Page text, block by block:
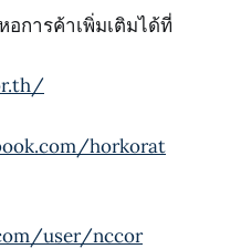
การค้าเพิ่มเติมได้ที่
horkorat
user/nccor